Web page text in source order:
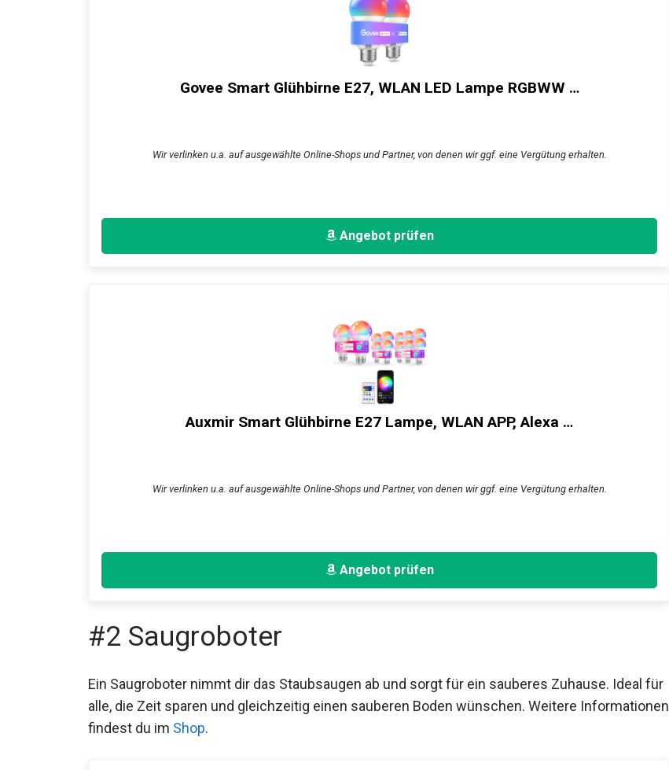
Govee Smart Glühbirne E27, WLAN LED Lampe RGBWW …
Wir verlinken u.a. auf ausgewählte Online-Shops und Partner, von denen wir ggf. eine Vergütung erhalten.
Angebot prüfen
Auxmir Smart Glühbirne E27 Lampe, WLAN APP, Alexa …
Wir verlinken u.a. auf ausgewählte Online-Shops und Partner, von denen wir ggf. eine Vergütung erhalten.
Angebot prüfen
#2 Saugroboter
Ein Saugroboter nimmt dir das Staubsaugen ab und sorgt für ein sauberes Zuhause. Ideal für
alle, die Zeit sparen und gleichzeitig einen sauberen Boden wünschen. Weitere Informationen
findest du im Shop.